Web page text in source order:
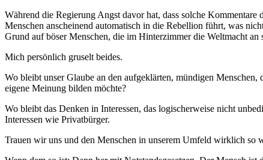
Während die Regierung Angst davor hat, dass solche
Menschen anscheinend automatisch in die Rebellion führt, was
Grund auf böser Menschen, die im Hinterzimmer die Weltmacht an
Mich persönlich gruselt beides.
Wo bleibt unser Glaube an den aufgeklärten, mündigen Menschen,
eigene Meinung bilden möchte?
Wo bleibt das Denken in Interessen, das logischerweise nicht
Interessen wie Privatbürger.
Trauen wir uns und den Menschen in unserem Umfeld wirklich so